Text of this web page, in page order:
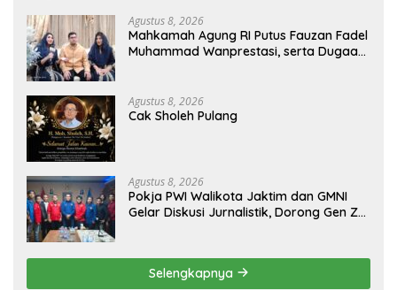
Agustus 8, 2026
Mahkamah Agung RI Putus Fauzan Fadel
Muhammad Wanprestasi, serta Dugaan
Agustus 8, 2026
Cak Sholeh Pulang
Agustus 8, 2026
Pokja PWI Walikota Jaktim dan GMNI
Gelar Diskusi Jurnalistik, Dorong Gen Z
Selengkapnya